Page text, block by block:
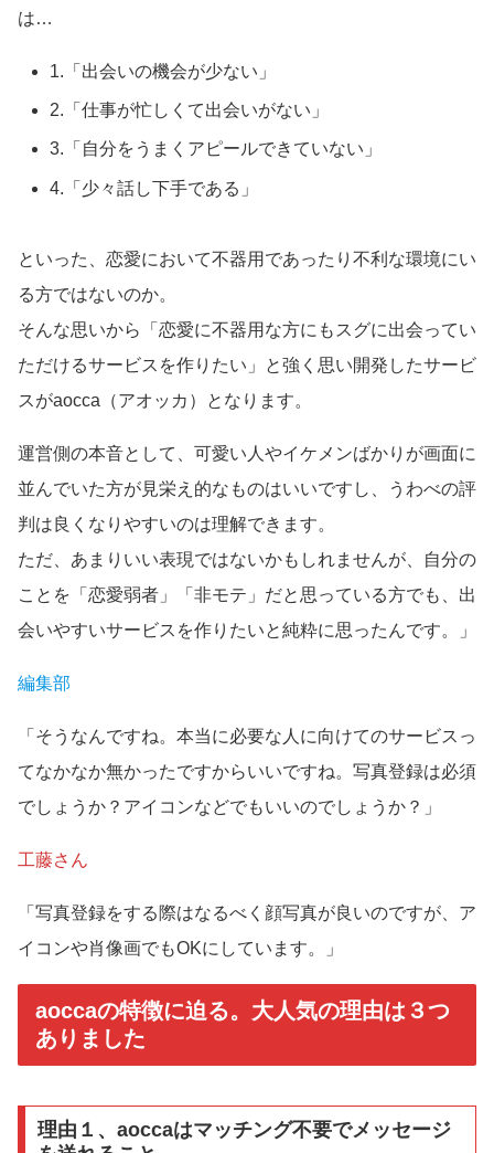
は…
1.「出会いの機会が少ない」
2.「仕事が忙しくて出会いがない」
3.「自分をうまくアピールできていない」
4.「少々話し下手である」
といった、恋愛において不器用であったり不利な環境にい
る方ではないのか。
そんな思いから「恋愛に不器用な方にもスグに出会ってい
ただけるサービスを作りたい」と強く思い開発したサービ
スがaocca（アオッカ）となります。
運営側の本音として、可愛い人やイケメンばかりが画面に
並んでいた方が見栄え的なものはいいですし、うわべの評
判は良くなりやすいのは理解できます。
ただ、あまりいい表現ではないかもしれませんが、自分の
ことを「恋愛弱者」「非モテ」だと思っている方でも、出
会いやすいサービスを作りたいと純粋に思ったんです。」
編集部
「そうなんですね。本当に必要な人に向けてのサービスっ
てなかなか無かったですからいいですね。写真登録は必須
でしょうか？アイコンなどでもいいのでしょうか？」
工藤さん
「写真登録をする際はなるべく顔写真が良いのですが、ア
イコンや肖像画でもOKにしています。」
aoccaの特徴に迫る。大人気の理由は３つ
ありました
理由１、aoccaはマッチング不要でメッセージ